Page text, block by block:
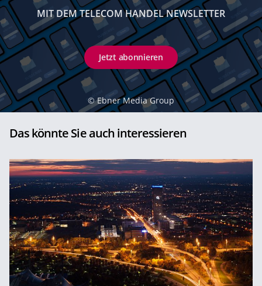
MIT DEM TELECOM HANDEL NEWSLETTER
Jetzt abonnieren
© Ebner Media Group
Das könnte Sie auch interessieren